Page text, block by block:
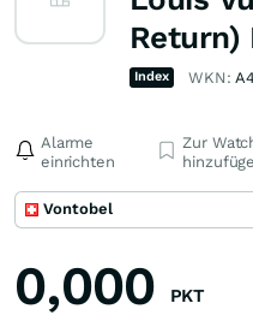
Return)
Index WKN:
Alarme
einrichten
Zur
Vontobel
0,000 PKT